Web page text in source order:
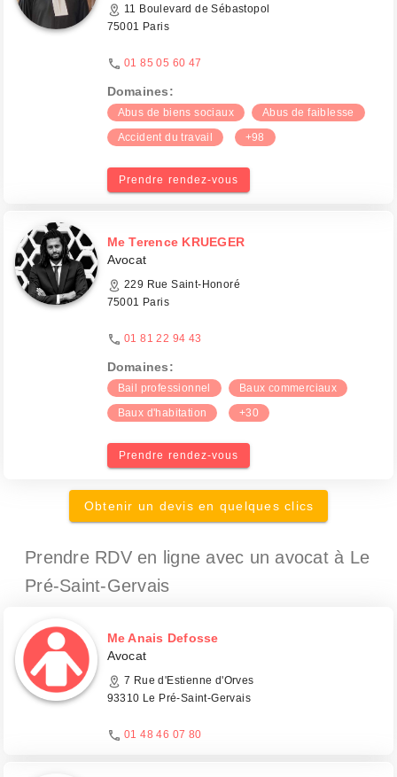
11 Boulevard de Sébastopol
75001 Paris
01 85 05 60 47
Domaines:
Abus de biens sociaux
Abus de faiblesse
Accident du travail
+98
Prendre rendez-vous
Me Terence KRUEGER
Avocat
229 Rue Saint-Honoré
75001 Paris
01 81 22 94 43
Domaines:
Bail professionnel
Baux commerciaux
Baux d'habitation
+30
Prendre rendez-vous
Obtenir un devis en quelques clics
Prendre RDV en ligne avec un avocat à Le
Pré-Saint-Gervais
Me Anais Defosse
Avocat
7 Rue d'Estienne d'Orves
93310 Le Pré-Saint-Gervais
01 48 46 07 80